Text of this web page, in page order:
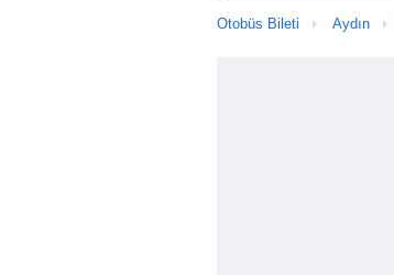
Otobüs Bileti Aydın